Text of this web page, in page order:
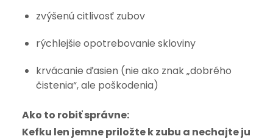
zvýšenú citlivosť zubov
rýchlejšie opotrebovanie skloviny
krvácanie ďasien (nie ako znak „dobrého
čistenia“, ale poškodenia)
Ako to robiť správne:
Kefku len jemne priložte k zubu a nechajte ju